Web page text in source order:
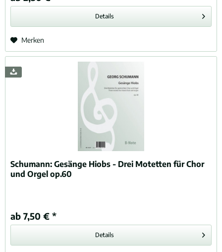
Details
Merken
Schumann:Gesänge Hiobs - Drei Motetten für Chor
und Orgel op.60
ab 7,50 € *
Details